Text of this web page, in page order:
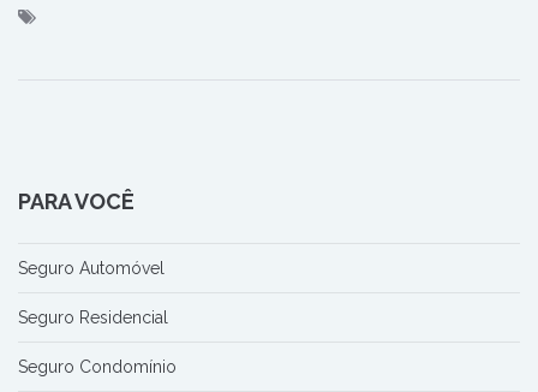
PARA VOCÊ
Seguro Automóvel
Seguro Residencial
Seguro Condomínio